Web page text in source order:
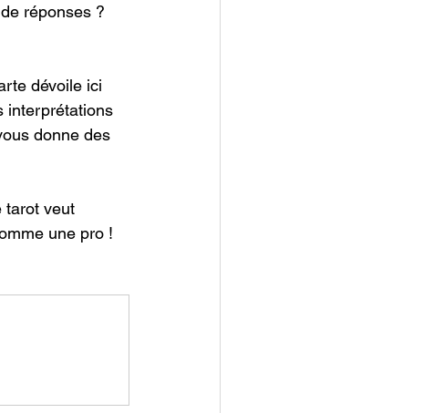
réponses ?
dévoile ici
interprétations
donne des
tarot veut
une pro !